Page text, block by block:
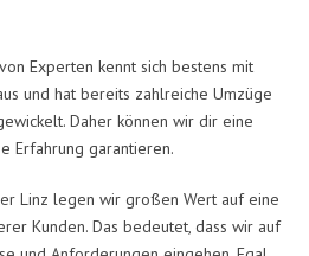
Experten kennt sich bestens mit
und hat bereits zahlreiche Umzüge
Daher können wir dir eine
Erfahrung garantieren.
Linz legen wir großen Wert auf eine
Kunden. Das bedeutet, dass wir auf